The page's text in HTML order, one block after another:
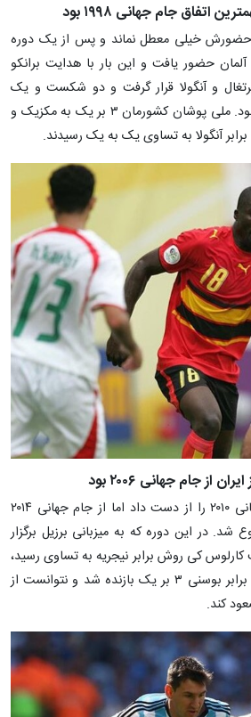
اتفاق جام جهانی ۱۹۹۸ بود
حضورش خیلی معطل نماند و پس از یک دوره
غیبت، در جام جهانی ۲۰۰۶ آلمان حضور یافت و این بار با هدایت برانکو
پرتغال و آنگولا قرار گرفت و دو شکست و یک
تساوی حاصل کار این تیم بود. ملی پوشان کشورمان ۳ بر یک به مکزیک و
از جام جهانی ۲۰۰۶ بود
تیم ملی کشورمان جام جهانی ۲۰۱۰ را از دست داد اما از جام جهانی ۲۰۱۴
در این دوره که به میزبانی برزیل برگزار
کی روش برابر نیجریه به تساوی رسید،
برابر آرژانتین یک بر صفر و برابر بوسنی ۳ بر یک بازنده شد و نتوانست از
کند.